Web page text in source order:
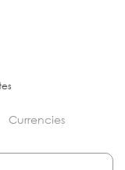
Currencies